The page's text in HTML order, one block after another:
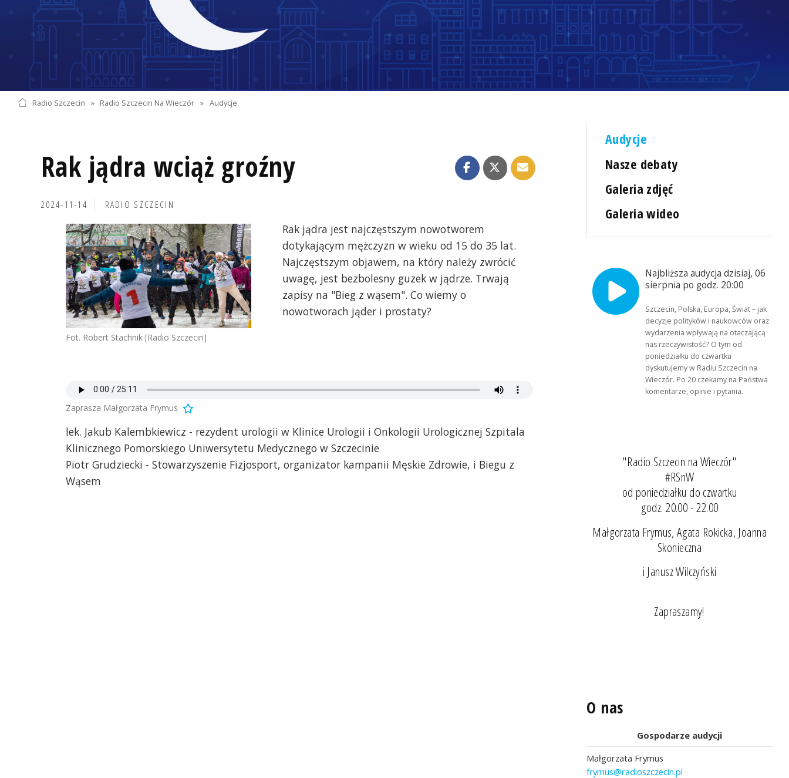
Radio Szczecin » Radio Szczecin Na Wieczór » Audycje
Rak jądra wciąż groźny
2024-11-14 RADIO SZCZECIN
Fot. Robert Stachnik [Radio Szczecin]
Rak jądra jest najczęstszym nowotworem
dotykającym mężczyzn w wieku od 15 do 35 lat.
Najczęstszym objawem, na który należy zwrócić
uwagę, jest bezbolesny guzek w jądrze. Trwają
zapisy na "Bieg z wąsem". Co wiemy o
nowotworach jąder i prostaty?
Zaprasza Małgorzata Frymus
lek. Jakub Kalembkiewicz - rezydent urologii w Klinice Urologii i Onkologii Urologicznej Szpitala
Klinicznego Pomorskiego Uniwersytetu Medycznego w Szczecinie
Piotr Grudziecki - Stowarzyszenie Fizjosport, organizator kampanii Męskie Zdrowie, i Biegu z
Wąsem
Audycje
Nasze debaty
Galeria zdjęć
Galeria wideo
Najbliższa audycja dzisiaj, 06
sierpnia po godz. 20:00
Szczecin, Polska, Europa, Świat – jak
decyzje polityków i naukowców oraz
wydarzenia wpływają na otaczającą
nas rzeczywistość? O tym od
poniedziałku do czwartku
dyskutujemy w Radiu Szczecin na
Wieczór. Po 20 czekamy na Państwa
komentarze, opinie i pytania.
"Radio Szczecin na Wieczór"
#RSnW
od poniedziałku do czwartku
godz. 20.00 - 22.00
Małgorzata Frymus, Agata Rokicka, Joanna
Skonieczna
i Janusz Wilczyński
Zapraszamy!
O nas
Gospodarze audycji
Małgorzata Frymus
frymus@radioszczecin.pl